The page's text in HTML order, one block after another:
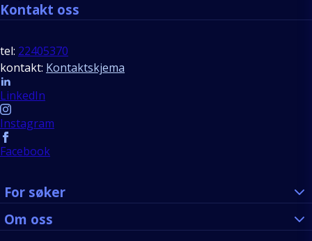
Kontakt oss
tel: 22405370
kontakt: Kontaktskjema
Follow us
LinkedIn
Instagram
Facebook
For søker
Om oss